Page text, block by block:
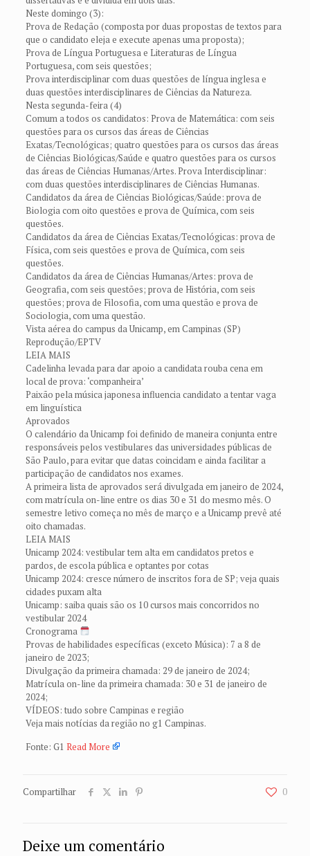
Neste domingo (3):
Prova de Redação (composta por duas propostas de textos para
que o candidato eleja e execute apenas uma proposta);
Prova de Língua Portuguesa e Literaturas de Língua
Portuguesa, com seis questões;
Prova interdisciplinar com duas questões de língua inglesa e
duas questões interdisciplinares de Ciências da Natureza.
Nesta segunda-feira (4)
Comum a todos os candidatos: Prova de Matemática: com seis
questões para os cursos das áreas de Ciências
Exatas/Tecnológicas; quatro questões para os cursos das áreas
de Ciências Biológicas/Saúde e quatro questões para os cursos
das áreas de Ciências Humanas/Artes. Prova Interdisciplinar:
com duas questões interdisciplinares de Ciências Humanas.
Candidatos da área de Ciências Biológicas/Saúde: prova de
Biologia com oito questões e prova de Química, com seis
questões.
Candidatos da área de Ciências Exatas/Tecnológicas: prova de
Física, com seis questões e prova de Química, com seis
questões.
Candidatos da área de Ciências Humanas/Artes: prova de
Geografia, com seis questões; prova de História, com seis
questões; prova de Filosofia, com uma questão e prova de
Sociologia, com uma questão.
Vista aérea do campus da Unicamp, em Campinas (SP)
Reprodução/EPTV
LEIA MAIS
Cadelinha levada para dar apoio a candidata rouba cena em
local de prova: ‘companheira’
Paixão pela música japonesa influencia candidato a tentar vaga
em linguística
Aprovados
O calendário da Unicamp foi definido de maneira conjunta entre
responsáveis pelos vestibulares das universidades públicas de
São Paulo, para evitar que datas coincidam e ainda facilitar a
participação de candidatos nos exames.
A primeira lista de aprovados será divulgada em janeiro de 2024,
com matrícula on-line entre os dias 30 e 31 do mesmo mês. O
semestre letivo começa no mês de março e a Unicamp prevê até
oito chamadas.
LEIA MAIS
Unicamp 2024: vestibular tem alta em candidatos pretos e
pardos, de escola pública e optantes por cotas
Unicamp 2024: cresce número de inscritos fora de SP; veja quais
cidades puxam alta
Unicamp: saiba quais são os 10 cursos mais concorridos no
vestibular 2024
Cronograma
Provas de habilidades específicas (exceto Música): 7 a 8 de
janeiro de 2023;
Divulgação da primeira chamada: 29 de janeiro de 2024;
Matrícula on-line da primeira chamada: 30 e 31 de janeiro de
2024;
VÍDEOS: tudo sobre Campinas e região
Veja mais notícias da região no g1 Campinas.
Fonte: G1 Read More
Compartilhar 0
Deixe um comentário